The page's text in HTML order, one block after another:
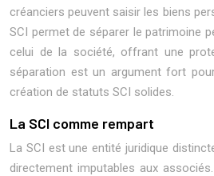
créanciers peuvent saisir les biens
SCI permet de séparer le patrimoine
celui de la société, offrant une
séparation est un argument fort
création de statuts SCI solides.
La SCI comme rempart
La SCI est une entité juridique
directement imputables aux